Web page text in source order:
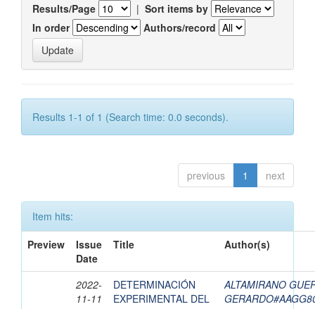
Results/Page | Sort items by
In order
Authors/record
Results 1-1 of 1 (Search time: 0.0 seconds).
previous 1 next
Item hits:
Preview
Issue
Date
Title Author(s)
2022-
11-11
DETERMINACIÓN
EXPERIMENTAL DEL
ALTAMIRANO